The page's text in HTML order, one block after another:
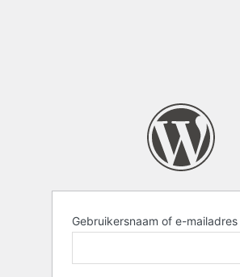
Gebruikersnaam of e-mailadres